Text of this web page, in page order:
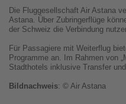
Die Fluggesellschaft Air Astana
Astana. Über Zubringerflüge
der Schweiz die Verbindung
Für Passagiere mit Weiterflug
Programme an. Im Rahmen von
Stadthotels inklusive Transfer
Bildnachweis: © Air Astana